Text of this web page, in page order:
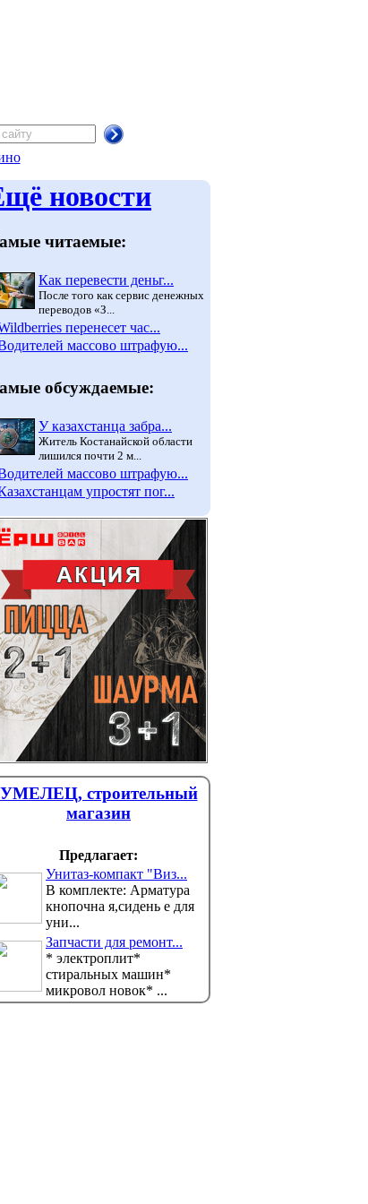
Казахстанцы могут
бесплатно собрать детей в
школу: что для этого нужно
сделать
С 1 августа в Казахстане
заявлений на получение помощи д...
новости
читаемые:
Как перевести деньг...
После того как сервис денежных
переводов «З...
перенесет час...
массово штрафую...
обсуждаемые:
У казахстанца забра...
Житель Костанайской области
лишился почти 2 м...
массово штрафую...
упростят пог...
УМЕЛЕЦ, строительный
магазин
Предлагает:
Унитаз-компакт "Виз...
В комплекте: Арматура
кнопочна я,сидень е для
уни...
Запчасти для ремонт...
* электроплит*
стиральных машин*
микровол новок* ...